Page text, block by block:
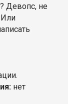
Девопс, не
Или
нет